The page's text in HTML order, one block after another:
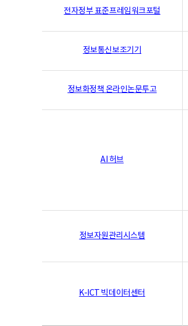
전자정부 표준프레임워크포털
정보통신보조기기
정보화정책 온라인논문투고
AI 허브
정보자원관리시스템
K-ICT 빅데이터센터